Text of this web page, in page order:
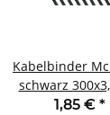
Kabelbinder
schwarz
100er-Pack
1,85 € *